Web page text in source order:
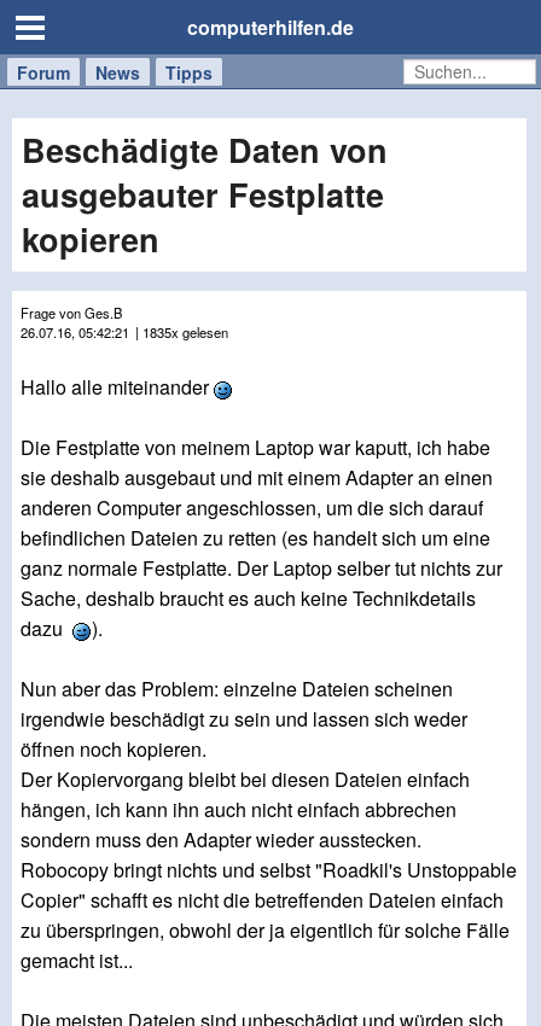
computerhilfen.de
Forum News Tipps
Handy
Tablet
Windows
Mac
Beschädigte Daten von
ausgebauter Festplatte
kopieren
Frage von Ges.B
26.07.16, 05:42:21 | 1835x gelesen
Hallo alle miteinander
Die Festplatte von meinem Laptop war kaputt, ich habe
sie deshalb ausgebaut und mit einem Adapter an einen
anderen Computer angeschlossen, um die sich darauf
befindlichen Dateien zu retten (es handelt sich um eine
ganz normale Festplatte. Der Laptop selber tut nichts zur
Sache, deshalb braucht es auch keine Technikdetails
dazu
).
Nun aber das Problem: einzelne Dateien scheinen
irgendwie beschädigt zu sein und lassen sich weder
öffnen noch kopieren.
Der Kopiervorgang bleibt bei diesen Dateien einfach
hängen, ich kann ihn auch nicht einfach abbrechen
sondern muss den Adapter wieder ausstecken.
Robocopy bringt nichts und selbst "Roadkil's Unstoppable
Copier" schafft es nicht die betreffenden Dateien einfach
zu überspringen, obwohl der ja eigentlich für solche Fälle
gemacht ist...